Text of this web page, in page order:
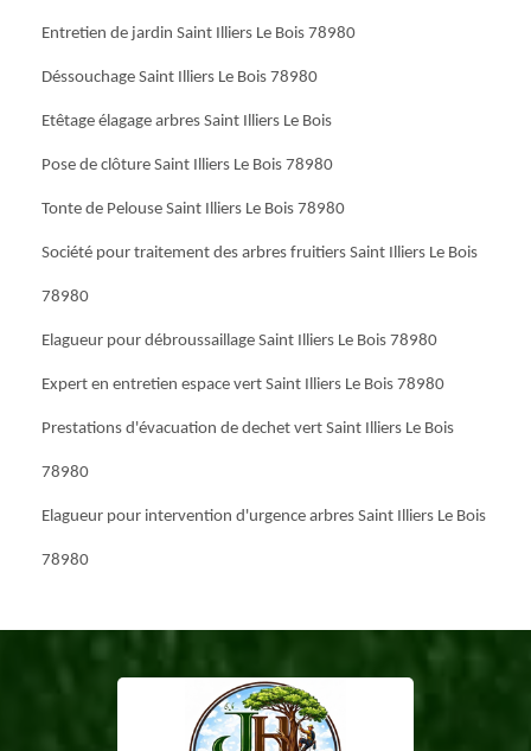
Entretien de jardin Saint Illiers Le Bois 78980
Déssouchage Saint Illiers Le Bois 78980
Etêtage élagage arbres Saint Illiers Le Bois
Pose de clôture Saint Illiers Le Bois 78980
Tonte de Pelouse Saint Illiers Le Bois 78980
Société pour traitement des arbres fruitiers Saint Illiers Le Bois
78980
Elagueur pour débroussaillage Saint Illiers Le Bois 78980
Expert en entretien espace vert Saint Illiers Le Bois 78980
Prestations d'évacuation de dechet vert Saint Illiers Le Bois
78980
Elagueur pour intervention d'urgence arbres Saint Illiers Le Bois
78980